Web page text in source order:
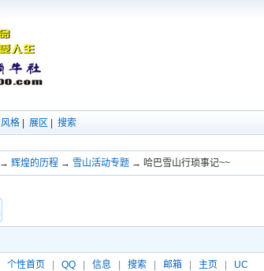
风格 |展区 |搜索
→辉煌的历程 → 雪山活动专题 → 哈巴雪山行琐事记~~
个性首页 QQ 信息 搜索 邮箱 主页 UC